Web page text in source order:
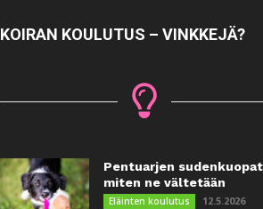
KOIRAN KOULUTUS – VINKKEJÄ?
Pentuarjen
miten ne vältetään
Eläinten koulutus 12.5.2026